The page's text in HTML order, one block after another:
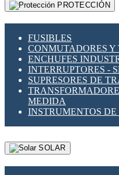
PROTECCIÓN
FUSIBLES
CONMUTADORES Y
ENCHUFES
INTERRUPTORES -
SUPRESORES DE
MEDIDA
INSTRUMENTOS
SOLAR